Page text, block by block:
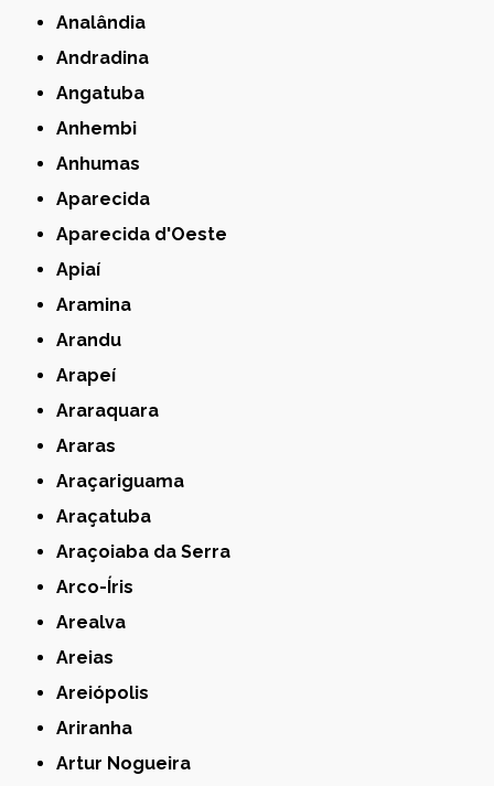
Analândia
Andradina
Angatuba
Anhembi
Anhumas
Aparecida
Aparecida d'Oeste
Apiaí
Aramina
Arandu
Arapeí
Araraquara
Araras
Araçariguama
Araçatuba
Araçoiaba da Serra
Arco-Íris
Arealva
Areias
Areiópolis
Ariranha
Artur Nogueira